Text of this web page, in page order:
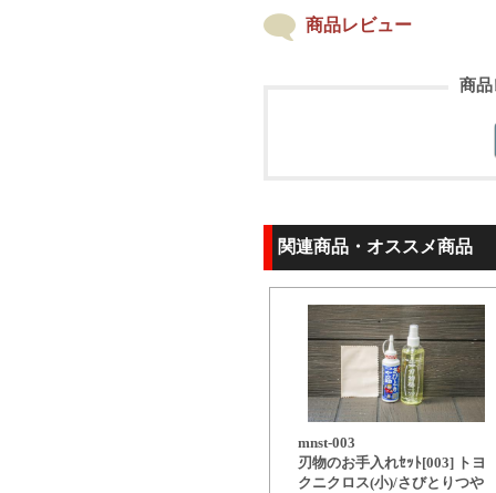
商品レビュー
商品
関連商品・オススメ商品
mnst-003
刃物のお手入れｾｯﾄ[003] トヨ
クニクロス(小)/さびとりつや